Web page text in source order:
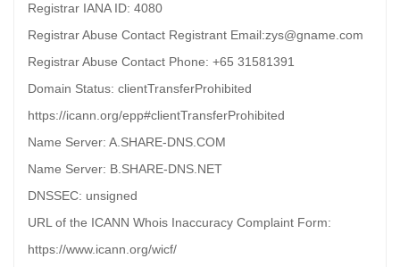
Registrar IANA ID: 4080
Registrar Abuse Contact Registrant Email:zys@gname.com
Registrar Abuse Contact Phone: +65 31581391
Domain Status: clientTransferProhibited
https://icann.org/epp#clientTransferProhibited
Name Server: A.SHARE-DNS.COM
Name Server: B.SHARE-DNS.NET
DNSSEC: unsigned
URL of the ICANN Whois Inaccuracy Complaint Form:
https://www.icann.org/wicf/